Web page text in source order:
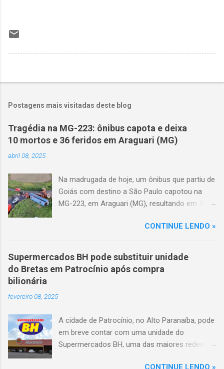
Postagens mais visitadas deste blog
Tragédia na MG-223: ônibus capota e deixa
10 mortos e 36 feridos em Araguari (MG)
abril 08, 2025
Na madrugada de hoje, um ônibus que partiu de
Goiás com destino a São Paulo capotou na
MG-223, em Araguari (MG), resultando em 10
volta das 3h40, próximo ao trevo de Queixinho,
quando o motorista perdeu o controle do
veículo, atravessou o canteiro central e
capotou em uma alça de acesso. Entre as
vítimas fatais, há duas crianças de
CONTINUE LENDO »
Supermercados BH pode substituir unidade
do Bretas em Patrocínio após compra
bilionária
fevereiro 08, 2025
A cidade de Patrocínio, no Alto Paranaíba, pode
em breve contar com uma unidade do
Supermercados BH, uma das maiores redes do
CONTINUE LENDO »